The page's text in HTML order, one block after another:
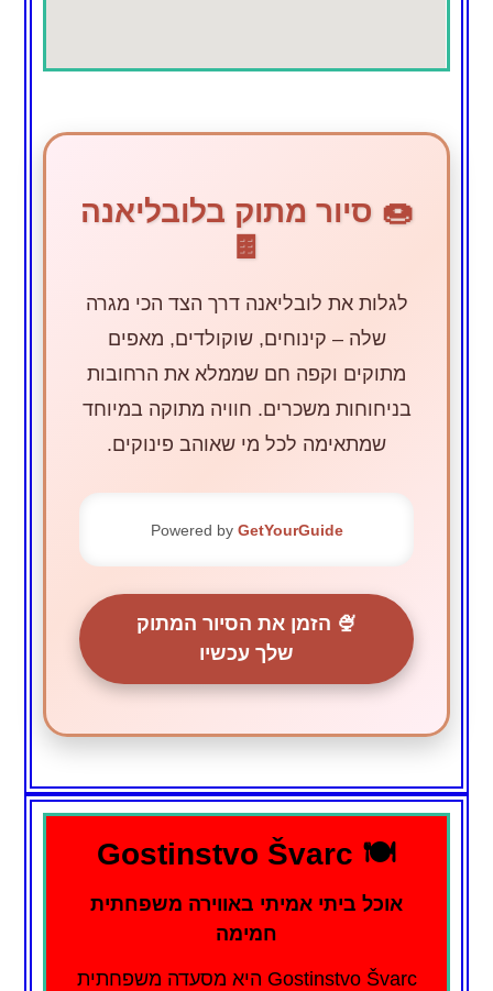
🍩 סיור מתוק בלובליאנה
🍫
לגלות את לובליאנה דרך הצד הכי מגרה
שלה – קינוחים, שוקולדים, מאפים
מתוקים וקפה חם שממלא את הרחובות
בניחוחות משכרים. חוויה מתוקה במיוחד
שמתאימה לכל מי שאוהב פינוקים.
Powered by GetYourGuide
🍨 הזמן את הסיור המתוק
שלך עכשיו
🍽️ Gostinstvo Švarc
אוכל ביתי אמיתי באווירה משפחתית
חמימה
Gostinstvo Švarc היא מסעדה משפחתית